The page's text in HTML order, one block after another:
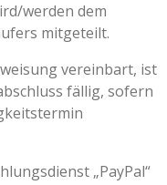
werden dem
mitgeteilt.
vereinbart, ist
fällig, sofern
„PayPal“